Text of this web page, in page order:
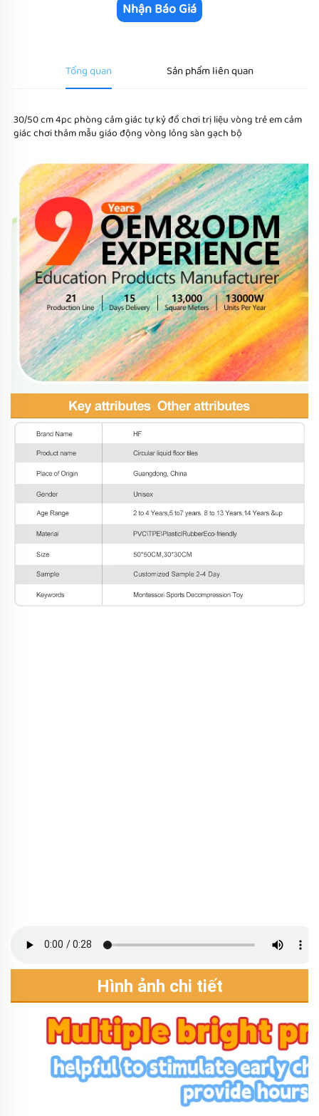
Nhận Báo Giá
Tổng quan Sản phẩm liên quan
30/50 cm 4pc phòng cảm giác tự kỷ đồ chơi trị liệu vòng trẻ em cảm
giác chơi thảm mẫu giáo động vòng lỏng sàn gạch bộ
Hình ảnh chi tiết